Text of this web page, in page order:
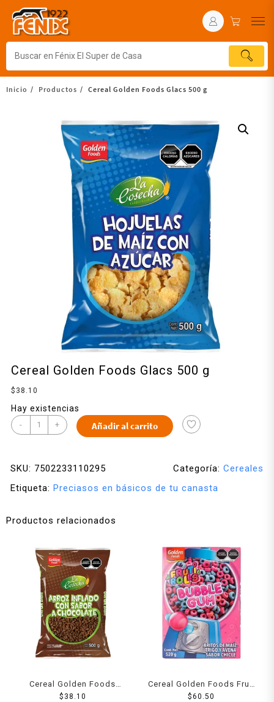
Inicio Productos Cereal Golden Foods Glacs 500 g
Cereal Golden Foods Glacs 500 g
$ 38.10
Hay existencias
- + Añadir al carrito
SKU: 7502233110295 Categoría: Cereales
Etiqueta: Preciasos en básicos de tu canasta
Productos relacionados
Cereal Golden Foods
Choco Nubis 500 g
$ 38.10
Cereal Golden Foods Fruti
Rolls Bubble Gum 520 g
$60.50